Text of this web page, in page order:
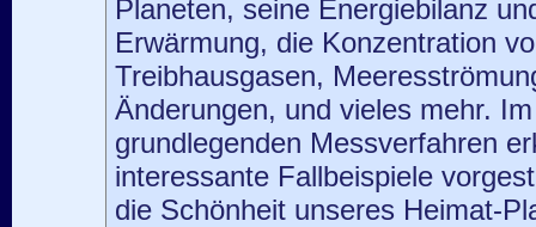
Planeten, seine Energiebilanz
Erwärmung, die Konzentration
Treibhausgasen,
Änderungen, und vieles mehr.
grundlegenden Messverfahren
interessante Fallbeispiele
die Schönheit unseres Heimat-